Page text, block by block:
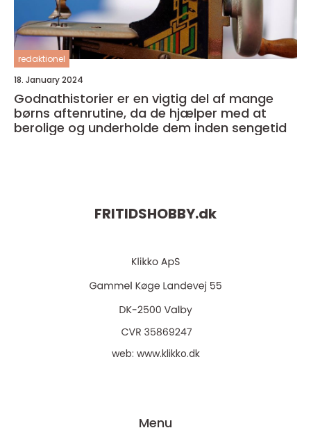
redaktionel
18. January 2024
Godnathistorier er en vigtig del af mange
børns aftenrutine, da de hjælper med at
berolige og underholde dem inden sengetid
FRITIDSHOBBY.dk
web: www.klikko.dk
Menu